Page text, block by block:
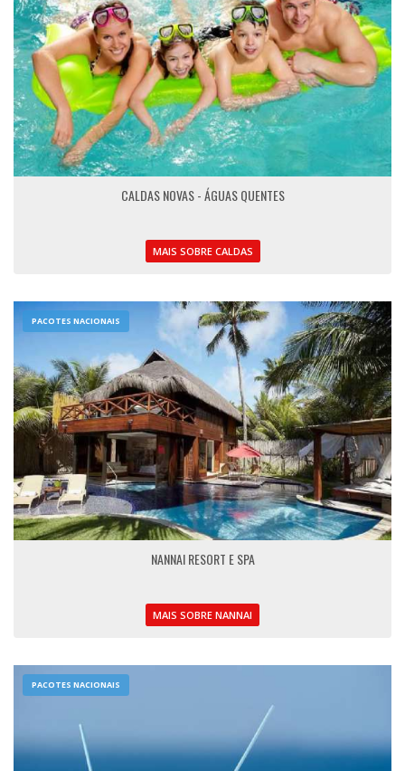
CALDAS NOVAS - ÁGUAS QUENTES
MAIS SOBRE CALDAS
PACOTES NACIONAIS
NANNAI RESORT E SPA
MAIS SOBRE NANNAI
PACOTES NACIONAIS